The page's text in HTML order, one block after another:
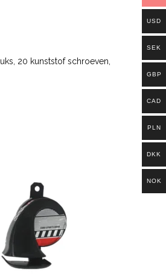
20 kunststof schroeven,
USD
SEK
GBP
CAD
PLN
DKK
NOK